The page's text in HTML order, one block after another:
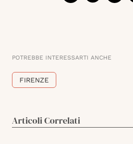
POTREBBE INTERESSARTI ANCHE
FIRENZE
Articoli Correlati